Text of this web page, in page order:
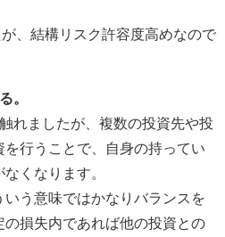
、結構リスク許容度高めなので
。
れましたが、複数の投資先や投
行うことで、自身の持ってい
くなります。
いう意味ではかなりバランスを
の損失内であれば他の投資との